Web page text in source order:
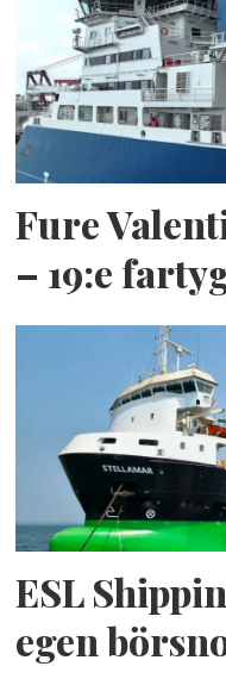
Fure
– 19:e
ESL
egen